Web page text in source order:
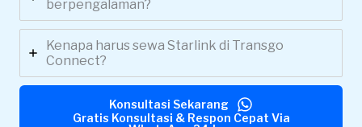
berpengalaman?
Kenapa harus sewa Starlink di Transgo
Connect?
Konsultasi Sekarang
Gratis Konsultasi & Respon Cepat Via